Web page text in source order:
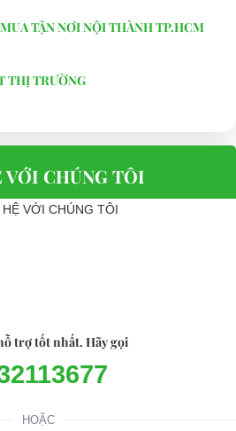
TẬN NƠI NỘI THÀNH TP.HCM
THỊ TRƯỜNG
VỚI CHÚNG TÔI
trợ tốt nhất. Hãy gọi
HOẶC